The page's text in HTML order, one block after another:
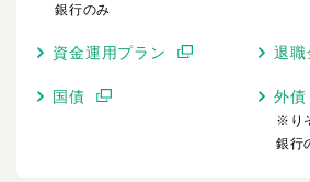
銀行のみ
資金運用プラン 退職
国債 外債
※り
銀行